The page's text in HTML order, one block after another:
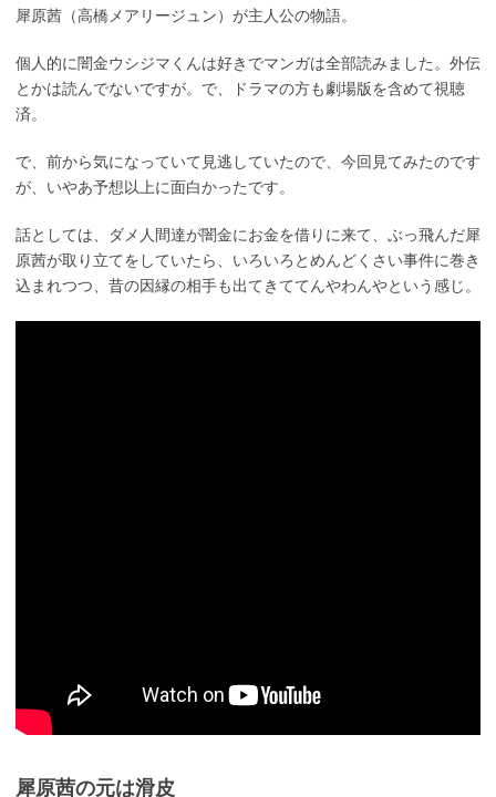
犀原茜（高橋メアリージュン）が主人公の物語。
個人的に闇金ウシジマくんは好きでマンガは全部読みました。外伝
とかは読んでないですが。で、ドラマの方も劇場版を含めて視聴
済。
で、前から気になっていて見逃していたので、今回見てみたのです
が、いやあ予想以上に面白かったです。
話としては、ダメ人間達が闇金にお金を借りに来て、ぶっ飛んだ犀
原茜が取り立てをしていたら、いろいろとめんどくさい事件に巻き
込まれつつ、昔の因縁の相手も出てきててんやわんやという感じ。
犀原茜の元は滑皮